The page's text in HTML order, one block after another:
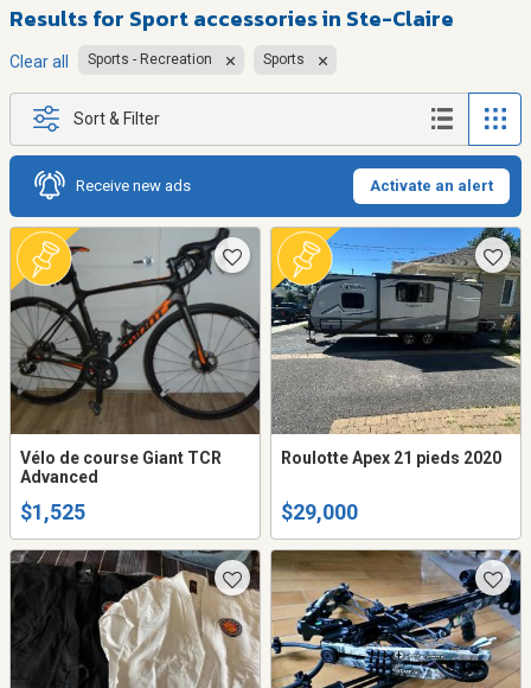
Results for Sport accessories in Ste-Claire
Clear all Sports - Recreation Sports
Sort & Filter
Receive new ads Activate an alert
Vélo de course Giant TCR
Advanced
$1,525
Roulotte Apex 21 pieds 2020
$29,000